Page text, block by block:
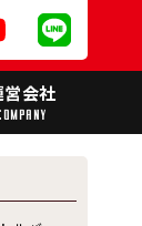
営会社